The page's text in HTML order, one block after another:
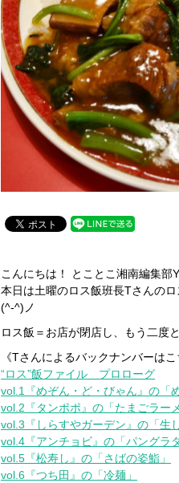
こんにちは！ とことこ湘南編集部Y
本日は土曜のロス飯班長Tさんの
(^-^)ノ
ロス飯＝お店が閉店し、もう二度
《Tさんによるバックナンバーはこ
“ロス”飯ファイル プロローグ
vol.1『めぞん・ど・びゃん』の「
vol.2『タンポポ』の「たまごラーメ
vol.3『しらすやガーデン』の「生
vol.4『アンチョビ』の「パングラタ
vol.5『松寿し』の「さばの姿鮨」
vol.6『つち田』の「冷麺」